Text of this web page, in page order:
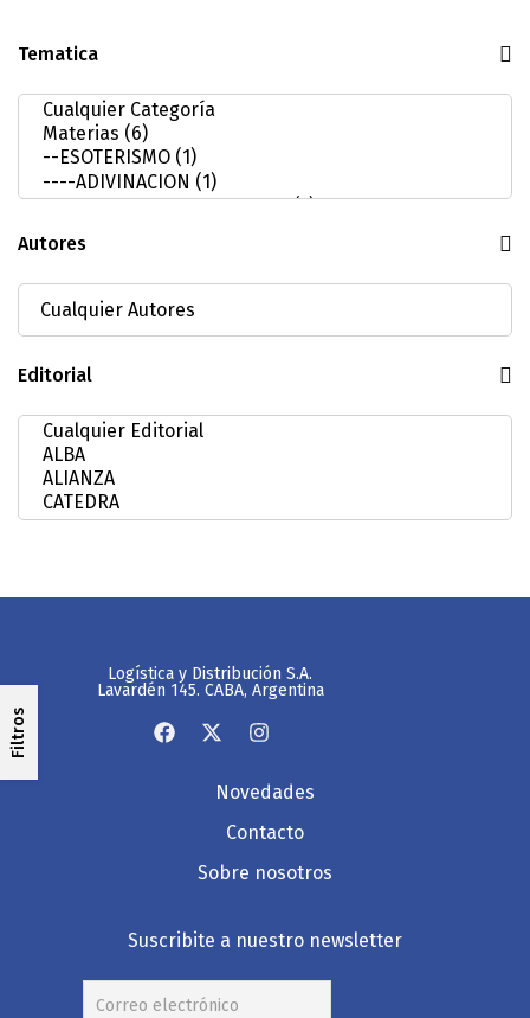
Tematica
Autores
Editorial
Filtros
Logística y Distribución S.A.
Lavardén 145. CABA, Argentina
Novedades
Contacto
Sobre nosotros
Suscribite a nuestro newsletter